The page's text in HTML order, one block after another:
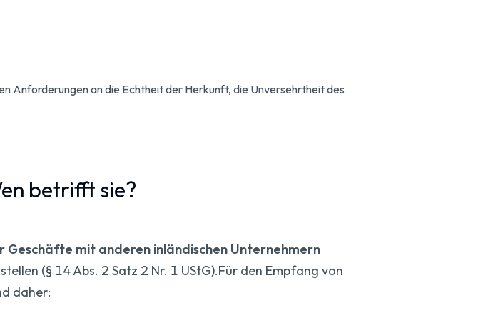
Anforderungen an die Echtheit der Herkunft, die Unversehrtheit des
betrifft sie?
Geschäfte mit anderen inländischen Unternehmern
(§ 14 Abs. 2 Satz 2 Nr. 1 UStG).Für den Empfang von
daher: